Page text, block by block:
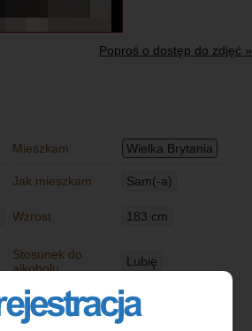
Poproś o dostęp do zdjęć »
Mieszkam Wielka Brytania
Jak mieszkam
Sam(-a)
Wzrost 183 cm
Stosunek do
alkoholu
Lubię
Kolor włosów
Ciemne
kasztanowe